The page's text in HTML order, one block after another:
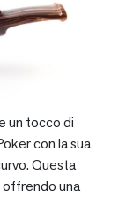
un tocco di
con la sua
Questa
offrendo una